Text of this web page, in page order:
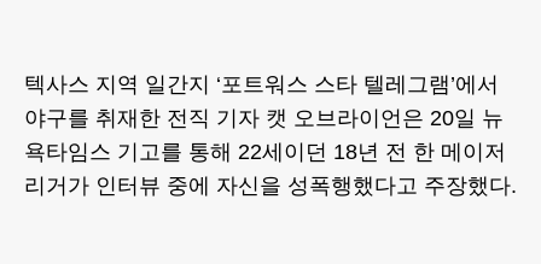
텍사스 지역 일간지 ‘포트워스 스타 텔레그램’에서
야구를 취재한 전직 기자 캣 오브라이언은 20일 뉴
욕타임스 기고를 통해 22세이던 18년 전 한 메이저
리거가 인터뷰 중에 자신을 성폭행했다고 주장했다.